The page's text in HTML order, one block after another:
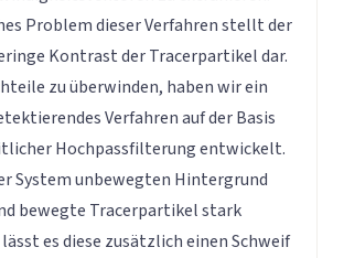
Problem dieser Verfahren stellt der
Kontrast der Tracerpartikel dar.
zu überwinden, haben wir ein
Verfahren auf der Basis
Hochpassfilterung entwickelt.
System unbewegten Hintergrund
bewegte Tracerpartikel stark
es diese zusätzlich einen Schweif